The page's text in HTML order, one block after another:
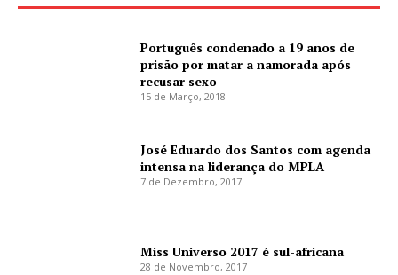
Português condenado a 19 anos de
prisão por matar a namorada após
recusar sexo
15 de Março, 2018
José Eduardo dos Santos com agenda
intensa na liderança do MPLA
7 de Dezembro, 2017
Miss Universo 2017 é sul-africana
28 de Novembro, 2017